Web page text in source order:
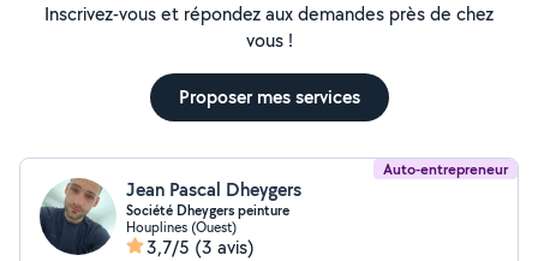
Inscrivez-vous et répondez aux demandes près de chez
vous !
Proposer mes services
Auto-entrepreneur
Jean Pascal Dheygers
Société Dheygers peinture
Houplines (Ouest)
3,7/5 (3 avis)